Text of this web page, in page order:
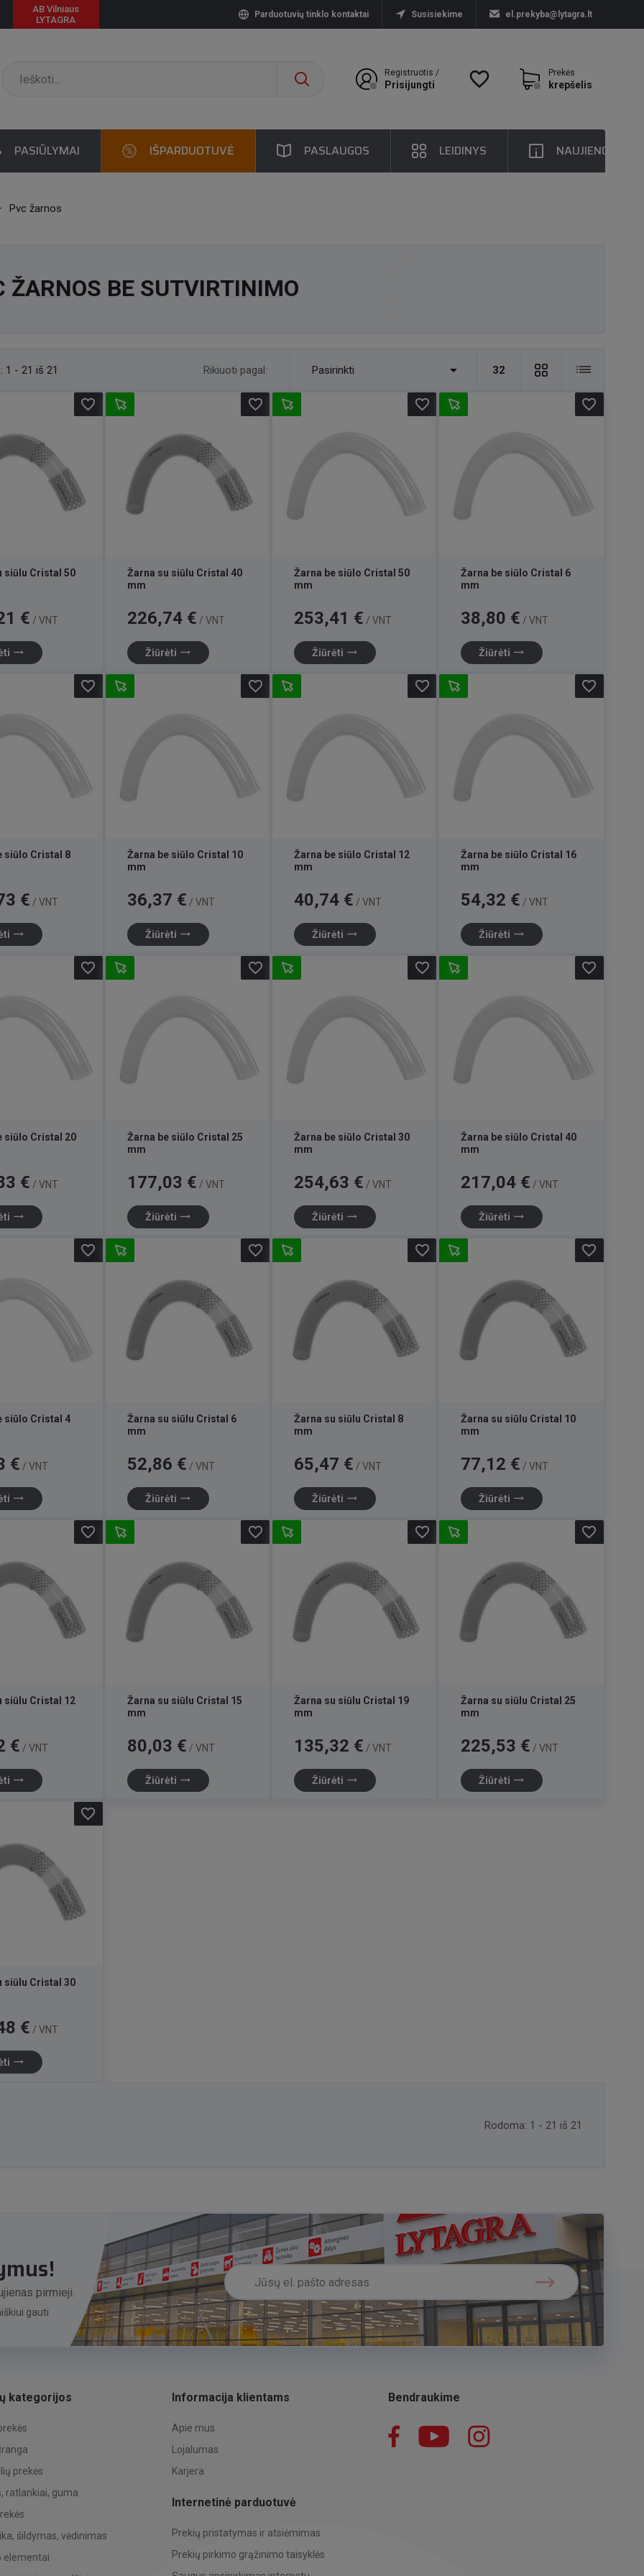
AB Vilniaus
LYTAGRA
Parduotuvių tinklo kontaktai Susisiekime el.prekyba@lytagra.lt
Prekės
krepšelis
favorite_border
Registruotis /
Prisijungti
PASIŪLYMAI IŠPARDUOTUVĖ PASLAUGOS LEIDINYS NAUJIENOS
Pvc žarnos
ŽARNOS BE SUTVIRTINIMO
1 - 21 iš 21 32
Rikiuoti pagal: Pasirinkti 
siūlu Cristal 50
€ / VNT
trending_flat
favorite_border
Žarna su siūlu Cristal 40
mm
Kaina
226,74 € / VNT
Žiūrėti trending_flat
favorite_border
Žarna be siūlo Cristal 50
mm
Kaina
253,41 € / VNT
Žiūrėti trending_flat
favorite_border
Žarna be siūlo Cristal 6
mm
Kaina
38,80 € / VNT
Žiūrėti trending_flat
favorite_border
siūlo Cristal 8
€ / VNT
trending_flat
favorite_border
Žarna be siūlo Cristal 10
mm
Kaina
36,37 € / VNT
Žiūrėti trending_flat
favorite_border
Žarna be siūlo Cristal 12
mm
Kaina
40,74 € / VNT
Žiūrėti trending_flat
favorite_border
Žarna be siūlo Cristal 16
mm
Kaina
54,32 € / VNT
Žiūrėti trending_flat
favorite_border
siūlo Cristal 20
€ / VNT
trending_flat
favorite_border
Žarna be siūlo Cristal 25
mm
Kaina
177,03 € / VNT
Žiūrėti trending_flat
favorite_border
Žarna be siūlo Cristal 30
mm
Kaina
254,63 € / VNT
Žiūrėti trending_flat
favorite_border
Žarna be siūlo Cristal 40
mm
Kaina
217,04 € / VNT
Žiūrėti trending_flat
favorite_border
siūlo Cristal 4
€ / VNT
trending_flat
favorite_border
Žarna su siūlu Cristal 6
mm
Kaina
52,86 € / VNT
Žiūrėti trending_flat
favorite_border
Žarna su siūlu Cristal 8
mm
Kaina
65,47 € / VNT
Žiūrėti trending_flat
favorite_border
Žarna su siūlu Cristal 10
mm
Kaina
77,12 € / VNT
Žiūrėti trending_flat
favorite_border
siūlu Cristal 12
€ / VNT
trending_flat
favorite_border
Žarna su siūlu Cristal 15
mm
Kaina
80,03 € / VNT
Žiūrėti trending_flat
favorite_border
Žarna su siūlu Cristal 19
mm
Kaina
135,32 € / VNT
Žiūrėti trending_flat
favorite_border
Žarna su siūlu Cristal 25
mm
Kaina
225,53 € / VNT
Žiūrėti trending_flat
favorite_border
siūlu Cristal 30
€ / VNT
trending_flat
favorite_border
Rodoma: 1 - 21 iš 21
pirmieji.
gauti
kategorijos
prekės
ratlankiai, guma
šildymas, vėdinimas
elementai
Informacija klientams
Apie mus
Lojalumas
Karjera
Internetinė parduotuvė
Prekių pristatymas ir atsiėmimas
Prekių pirkimo grąžinimo taisyklės
Bendraukime
Facebook YouTube